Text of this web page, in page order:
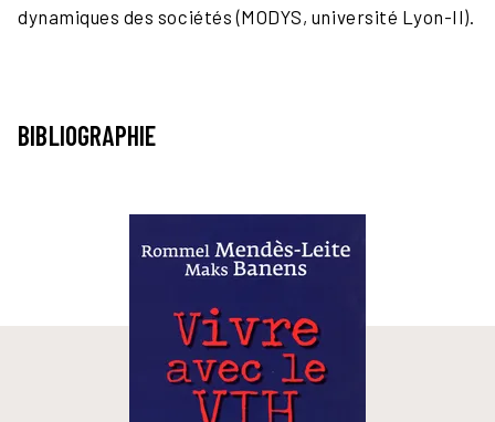
dynamiques des sociétés (MODYS, université Lyon-II).
BIBLIOGRAPHIE